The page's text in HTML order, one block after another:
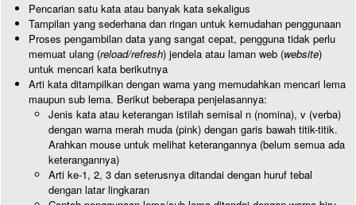
Pencarian satu kata atau banyak kata sekaligus
Tampilan yang sederhana dan ringan untuk kemudahan penggunaan
Proses pengambilan data yang sangat cepat, pengguna tidak perlu
memuat ulang (reload/refresh) jendela atau laman web (website)
untuk mencari kata berikutnya
Arti kata ditampilkan dengan warna yang memudahkan mencari lema
maupun sub lema. Berikut beberapa penjelasannya:
Jenis kata atau keterangan istilah semisal n (nomina), v (verba)
dengan warna merah muda (pink) dengan garis bawah titik-titik.
Arahkan mouse untuk melihat keterangannya (belum semua ada
keterangannya)
Arti ke-1, 2, 3 dan seterusnya ditandai dengan huruf tebal
dengan latar lingkaran